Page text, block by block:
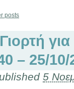
posts
Γιορτή
– 25/10/
5